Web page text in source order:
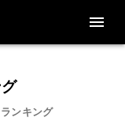
ンキング